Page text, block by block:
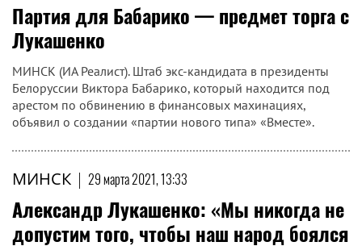
Партия для Бабарико — предмет торга с
Лукашенко
МИНСК (ИА Реалист). Штаб экс-кандидата в президенты
Белоруссии Виктора Бабарико, который находится под
арестом по обвинению в финансовых махинациях,
объявил о создании «партии нового типа» «Вместе».
МИНСК | 29 марта 2021, 13:33
Александр Лукашенко: «Мы никогда не
допустим того, чтобы наш народ боялся